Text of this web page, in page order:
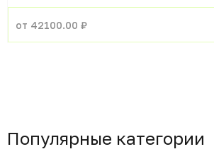
от 42100.00 ₽
Популярные категории